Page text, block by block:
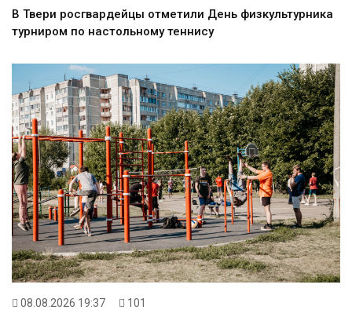
В Твери росгвардейцы отметили День физкультурника
турниром по настольному теннису
08.08.2026 19:37 101